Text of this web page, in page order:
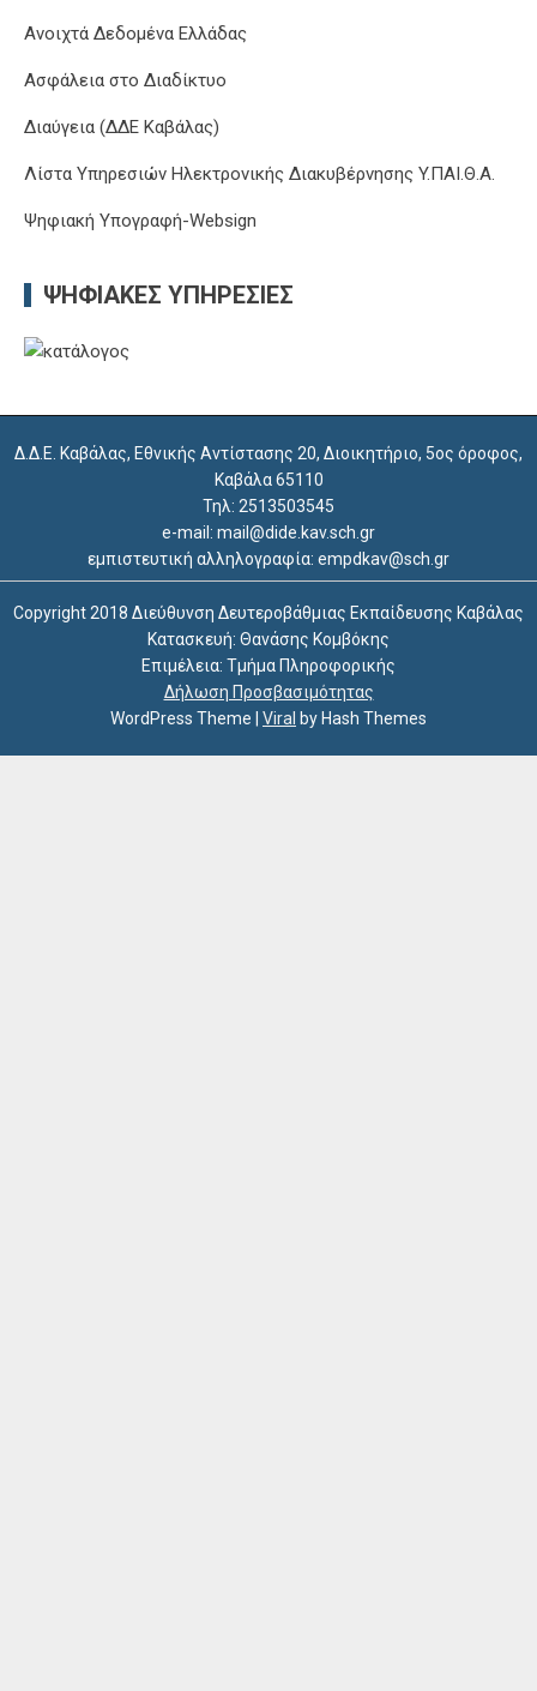
Ανοιχτά Δεδομένα Ελλάδας
Ασφάλεια στο Διαδίκτυο
Διαύγεια (ΔΔΕ Καβάλας)
Λίστα Υπηρεσιών Ηλεκτρονικής Διακυβέρνησης Y.ΠΑΙ.Θ.Α.
Ψηφιακή Υπογραφή-Websign
ΨΗΦΙΑΚΈΣ ΥΠΗΡΕΣΊΕΣ
Δ.Δ.Ε. Καβάλας, Εθνικής Αντίστασης 20, Διοικητήριο, 5ος όροφος,
Καβάλα 65110
Τηλ: 2513503545
e-mail: mail@dide.kav.sch.gr
εμπιστευτική αλληλογραφία: empdkav@sch.gr
Copyright 2018 Διεύθυνση Δευτεροβάθμιας Εκπαίδευσης Καβάλας
Κατασκευή: Θανάσης Κομβόκης
Επιμέλεια: Τμήμα Πληροφορικής
Δήλωση Προσβασιμότητας
WordPress Theme
Viral by Hash Themes